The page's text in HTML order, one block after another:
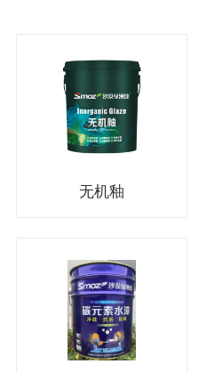
无机釉